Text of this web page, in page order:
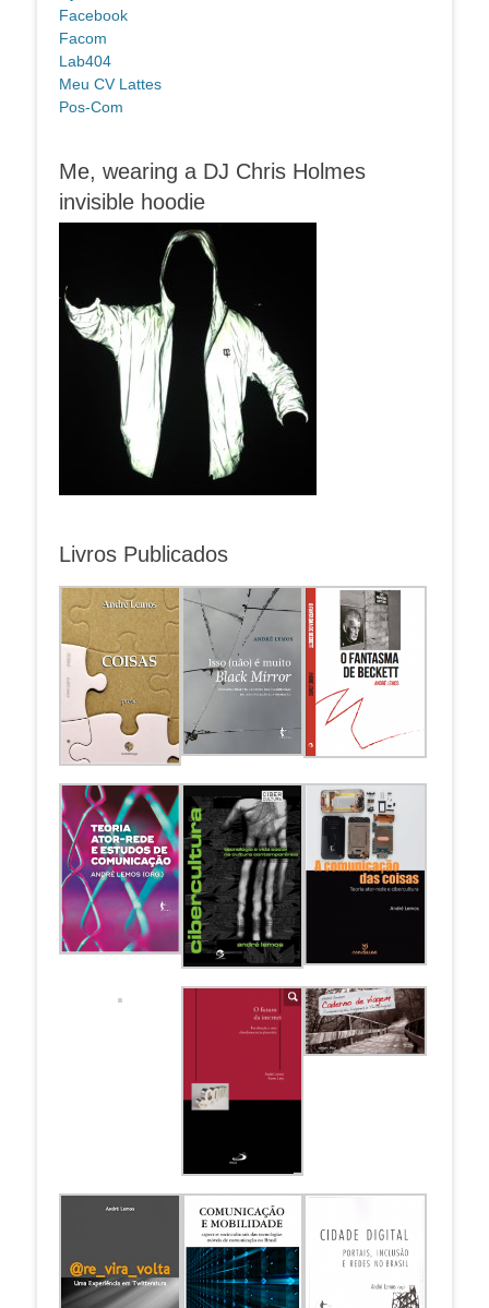
Facebook
Facom
Lab404
Meu CV Lattes
Pos-Com
Me, wearing a DJ Chris Holmes
invisible hoodie
Livros Publicados